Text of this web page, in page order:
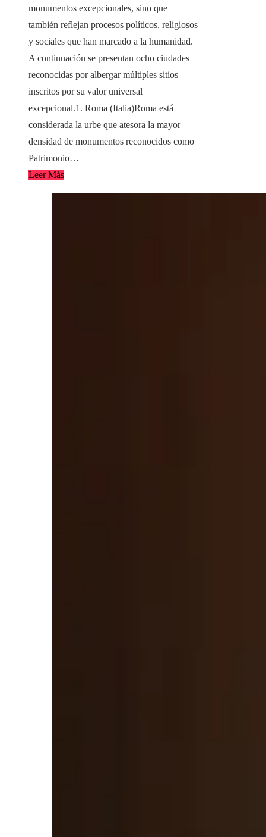
monumentos excepcionales, sino que
también reflejan procesos políticos, religiosos
y sociales que han marcado a la humanidad.
A continuación se presentan ocho ciudades
reconocidas por albergar múltiples sitios
inscritos por su valor universal
excepcional.1. Roma (Italia)Roma está
considerada la urbe que atesora la mayor
densidad de monumentos reconocidos como
Patrimonio…
Leer Más